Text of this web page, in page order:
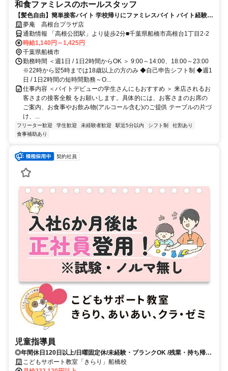
和食ファミレスのホールスタッフ
【髪色自由】簡単接客バイト 学校帰りにファミレスバイト バイト経験が
ない方も大歓迎 曜日や時間の希望も相談OK!! テスト時期などももちろ
ん考慮します!!
夢庵 高根台プラザ店
通勤情報 「高根公団駅」より徒歩2分■千葉県船橋市高根台1丁目2-2
時給1,140円～1,425円
千葉県船橋市
勤務時間 ＜週1日 / 1日2時間からOK ＞ 9:00～14:00、18:00～23:00
※22時から翌5時までは18歳以上の方のみ ◆自己申告シフト制 ◆週1
日 / 1日2時間の短時間勤務～O...
仕事内容 ＜バイトデビューの学生さんにもおすすめ ＞ 来店されるお
客さまの接客全般 をお願いします。具体的には、お客さまのお席の
ご案内、お食事やお飲み物(アルコール含む)のご提供 テーブルの片づ
け、...
フリーター歓迎 学生歓迎 未経験者歓迎 駅近5分以内 シフト制
社割あり
食事補助あり
契約社員
児童指導員
◎年間休日120日以上/日曜固定休/未経験・ブランクOK /残業・持ち帰り
仕事ナシ◇充実した研修であなたのスキルアップをしっかりサポートし
こどもサポート教室「きらり」船橋校